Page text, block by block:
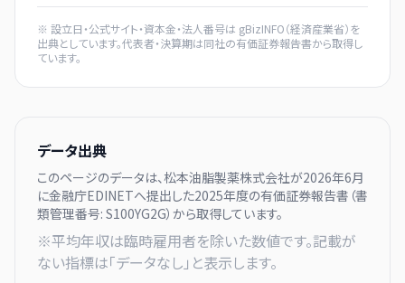
※ 設立日・公式サイト・資本金・法人番号は gBizINFO（経済産業省）を
出典としています。代表者・決算期は同社の有価証券報告書から取得し
ています。
データ出典
このページのデータは、松本油脂製薬株式会社が2026年6月
に金融庁EDINETへ提出した2025年度の有価証券報告書（書
類管理番号: S100YG2G）から取得しています。
※平均年収は臨時雇用者を除いた数値です。記載が
ない指標は「データなし」と表示します。